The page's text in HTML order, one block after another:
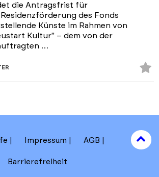
die Antragsfrist für
des Fonds
Künste im Rahmen von
Kultur" – dem von der
…
Impressum AGB
Barrierefreiheit
to
top